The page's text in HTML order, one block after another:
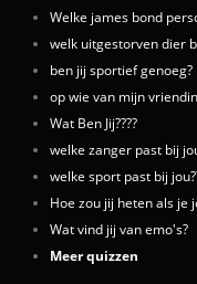
Welke james bond
welk uitgestorven dier
ben jij sportief genoeg?
op wie van mijn
Wat Ben Jij????
welke zanger past bij
welke sport past bij
Hoe zou jij heten als je
Wat vind jij van emo's?
Meer quizzen